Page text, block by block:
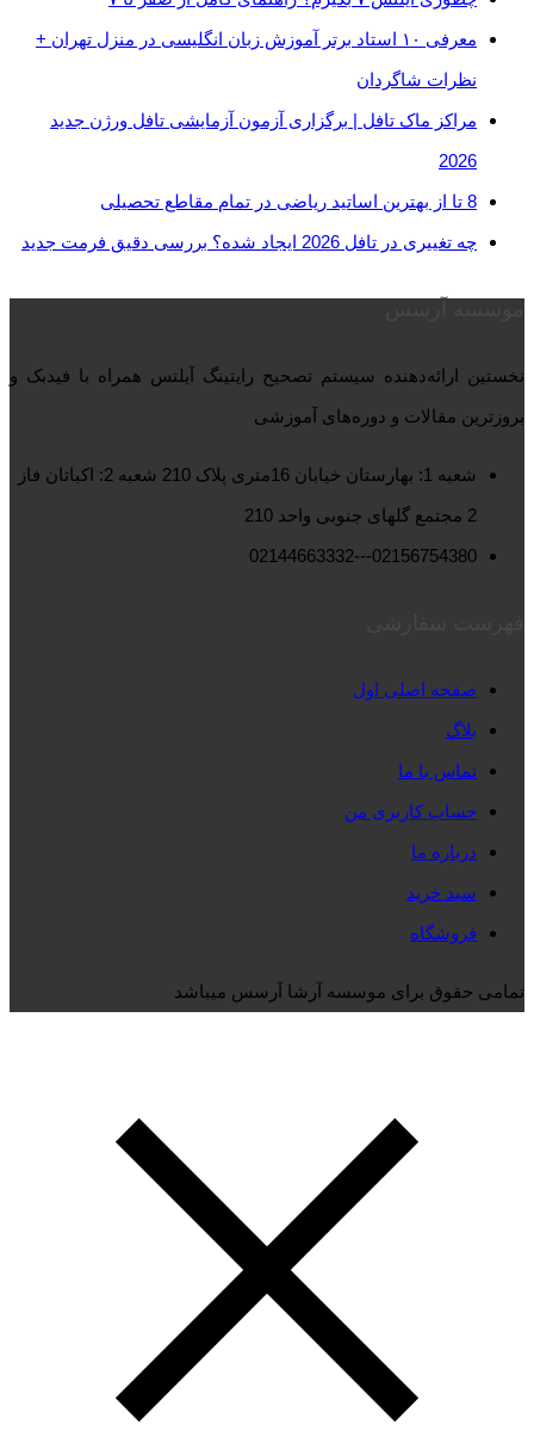
معرفی ۱۰ استاد برتر آموزش زبان انگلیسی در منزل تهران +
نظرات شاگردان
مراکز ماک تافل | برگزاری آزمون آزمایشی تافل ورژن جدید
2026
8 تا از بهترین اساتید ریاضی در تمام مقاطع تحصیلی
چه تغییری در تافل 2026 ایجاد شده؟ بررسی دقیق فرمت جدید
نخستین ارائه‌دهنده‌ سیستم تصحیح رایتینگ آیلتس همراه با فیدبک و
بروزترین مقالات و دوره‌های آموزشی
شعبه 1: بهارستان خیابان 16متری پلاک 210 شعبه 2: اکباتان فاز
2 مجتمع گلهای جنوبی واحد 210
02156754380---02144663332
صفحه اصلی اول
بلاگ
تماس با ما
حساب کاربری من
درباره ما
سبد خرید
فروشگاه
تمامی حقوق برای موسسه آرشا آرسس میباشد